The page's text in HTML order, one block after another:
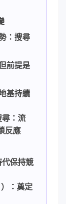
：搜尋
前提是
基持續
：流
反應
保持競
：奠定